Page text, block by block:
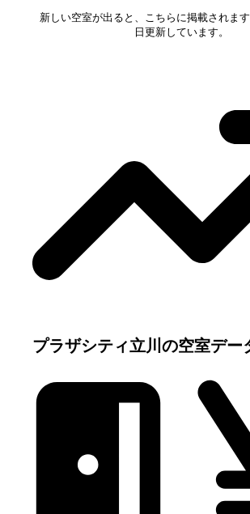
新しい空室が出ると、こちらに掲載されま
日更新しています。
プラザシティ立川 の空室デー